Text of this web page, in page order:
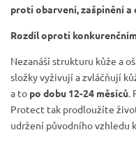
proti obarvení, zašpinění a
Rozdíl oproti
Nezanáší strukturu kůže a
složky vyživují a zvláčňují
a to po dobu 12-24 měsíců.
Protect tak prodloužíte
udržení původního vzhledu